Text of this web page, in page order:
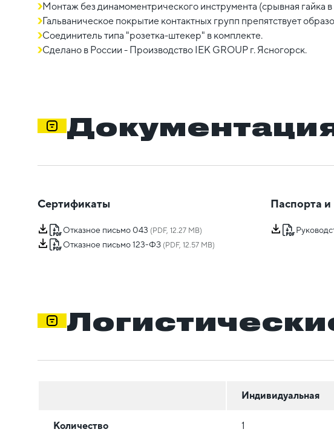
Монтаж без динамоментрического инструмента (срывная гайка
Гальваническое покрытие контактных групп препятствует
Соединитель типа "розетка-штекер" в комплекте.
Сделано в России - Производство IEK GROUP г. Ясногорск.
Сертификаты
Отказное письмо 043 (PDF, 12.27 MB)
Отказное письмо 123-ФЗ (PDF, 12.57 MB)
Паспорта
Индивидуальная
Количество 1